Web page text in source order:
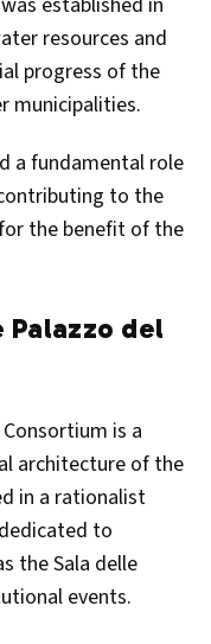
resources and
progress of the
municipalities.
a fundamental role
to the
the benefit of the
del
is a
architecture of the
in a rationalist
to
the Sala delle
events.​